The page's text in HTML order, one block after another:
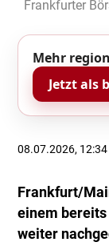
Frankfurter
Mehr
Jetzt als
08.07.2026, 12:34
Frankfurt/
einem
weiter